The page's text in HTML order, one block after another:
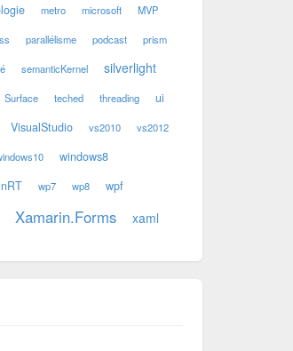
metro microsoft MVP
parallélisme podcast prism
semanticKernel silverlight
Surface teched threading
ui
VisualStudio vs2010 vs2012
windows8
wp7 wp8 wpf
Xamarin.Forms xaml